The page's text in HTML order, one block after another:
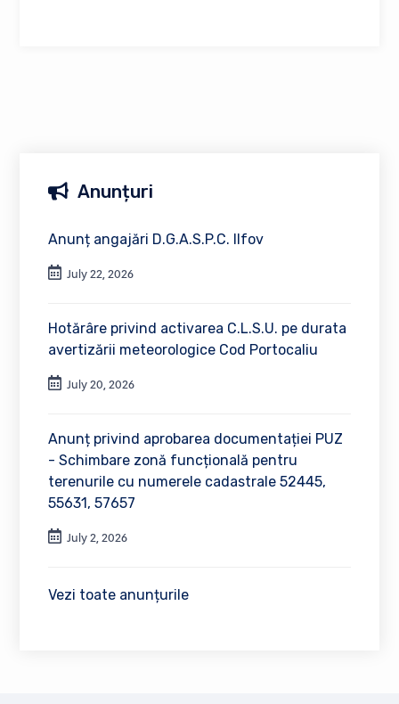
Anunțuri
Anunț angajări D.G.A.S.P.C. Ilfov
July 22, 2026
Hotărâre privind activarea C.L.S.U. pe durata
avertizării meteorologice Cod Portocaliu
July 20, 2026
Anunț privind aprobarea documentației PUZ
- Schimbare zonă funcțională pentru
terenurile cu numerele cadastrale 52445,
55631, 57657
July 2, 2026
Vezi toate anunțurile